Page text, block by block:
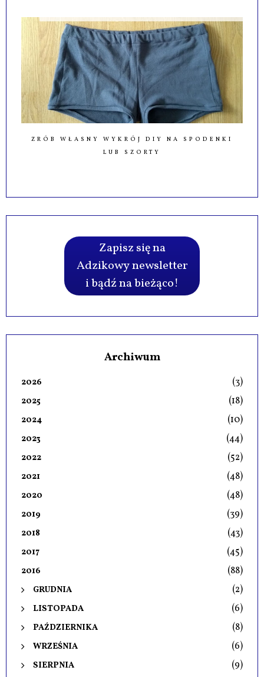
ZRÓB WŁASNY WYKRÓJ DIY NA SPODENKI
LUB SZORTY
Zapisz się na
Adzikowy newsletter
i bądź na bieżąco!
Archiwum
2026 (3)
2025 (18)
2024 (10)
2023 (44)
2022 (52)
2021 (48)
2020 (48)
2019 (39)
2018 (43)
2017 (45)
2016 (88)
GRUDNIA (2)
LISTOPADA (6)
PAŹDZIERNIKA (8)
WRZEŚNIA (6)
SIERPNIA (9)